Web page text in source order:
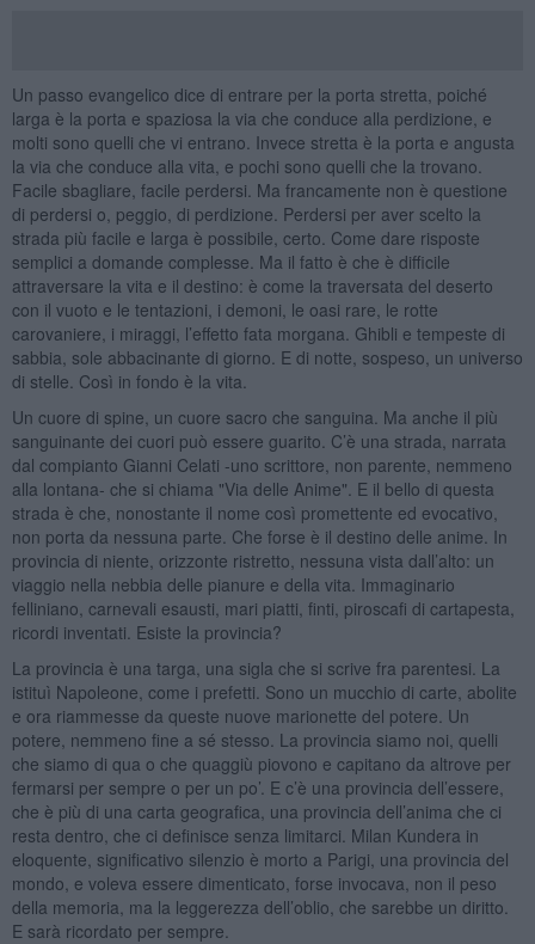
Un passo evangelico dice di entrare per la porta stretta, poiché
larga è la porta e spaziosa la via che conduce alla perdizione, e
molti sono quelli che vi entrano. Invece stretta è la porta e angusta
la via che conduce alla vita, e pochi sono quelli che la trovano.
Facile sbagliare, facile perdersi. Ma francamente non è questione
di perdersi o, peggio, di perdizione. Perdersi per aver scelto la
strada più facile e larga è possibile, certo. Come dare risposte
semplici a domande complesse. Ma il fatto è che è difficile
attraversare la vita e il destino: è come la traversata del deserto
con il vuoto e le tentazioni, i demoni, le oasi rare, le rotte
carovaniere, i miraggi, l’effetto fata morgana. Ghibli e tempeste di
sabbia, sole abbacinante di giorno. E di notte, sospeso, un universo
di stelle. Così in fondo è la vita.
Un cuore di spine, un cuore sacro che sanguina. Ma anche il più
sanguinante dei cuori può essere guarito. C’è una strada, narrata
dal compianto Gianni Celati -uno scrittore, non parente, nemmeno
alla lontana- che si chiama "Via delle Anime". E il bello di questa
strada è che, nonostante il nome così promettente ed evocativo,
non porta da nessuna parte. Che forse è il destino delle anime. In
provincia di niente, orizzonte ristretto, nessuna vista dall’alto: un
viaggio nella nebbia delle pianure e della vita. Immaginario
felliniano, carnevali esausti, mari piatti, finti, piroscafi di cartapesta,
ricordi inventati. Esiste la provincia?
La provincia è una targa, una sigla che si scrive fra parentesi. La
istituì Napoleone, come i prefetti. Sono un mucchio di carte, abolite
e ora riammesse da queste nuove marionette del potere. Un
potere, nemmeno fine a sé stesso. La provincia siamo noi, quelli
che siamo di qua o che quaggiù piovono e capitano da altrove per
fermarsi per sempre o per un po’. E c’è una provincia dell’essere,
che è più di una carta geografica, una provincia dell’anima che ci
resta dentro, che ci definisce senza limitarci. Milan Kundera in
eloquente, significativo silenzio è morto a Parigi, una provincia del
mondo, e voleva essere dimenticato, forse invocava, non il peso
della memoria, ma la leggerezza dell’oblio, che sarebbe un diritto.
E sarà ricordato per sempre.